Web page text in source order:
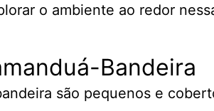
o ambiente ao redor
Bandeira
são pequenos e